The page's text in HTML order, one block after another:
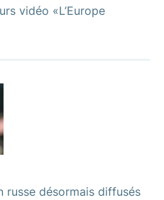
vidéo «L’Europe
russe désormais diffusés